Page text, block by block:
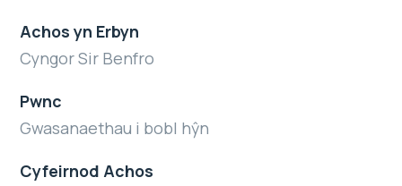
Achos yn Erbyn
Cyngor Sir Benfro
Pwnc
Gwasanaethau i bobl hŷn
Cyfeirnod Achos